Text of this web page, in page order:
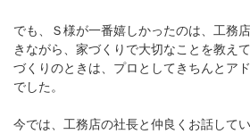
でも、Ｓ様が一番嬉しかったのは、工務
きながら、家づくりで大切なことを教え
づくりのときは、プロとしてきちんとア
でした。
今では、工務店の社長と仲良くお話して